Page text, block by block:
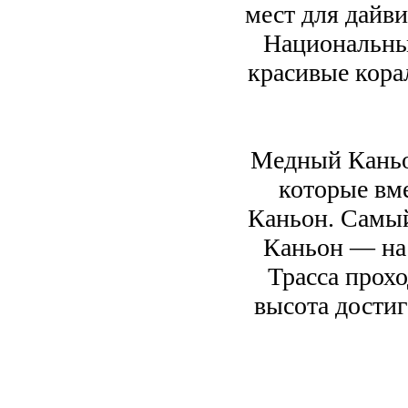
мест для
красивые
Медный
которые
Каньон.
Каньон — на
Трасса
высота